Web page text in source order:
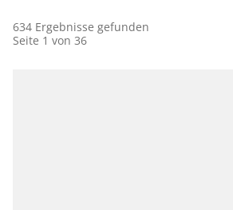
634 Ergebnisse gefunden
Seite 1 von 36